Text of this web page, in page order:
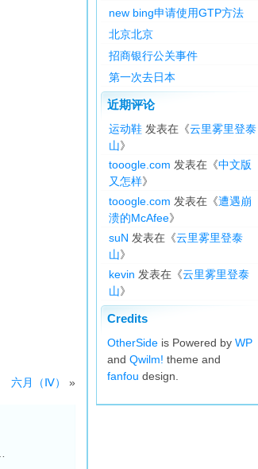
六月（Ⅳ） »
new bing申请使用GTP方法
北京北京
招商银行公关事件
第一次去日本
近期评论
运动鞋 发表在《云里雾里登泰
山》
tooogle.com 发表在《中文版
又怎样》
tooogle.com 发表在《遭遇崩
溃的McAfee》
suN 发表在《云里雾里登泰
山》
kevin 发表在《云里雾里登泰
山》
Credits
OtherSide is Powered by WP
and Qwilm! theme and
fanfou design.